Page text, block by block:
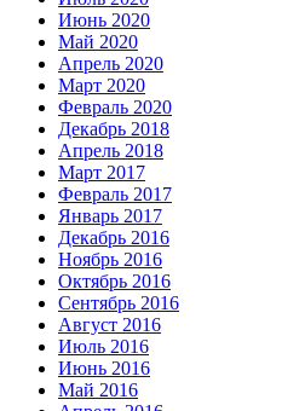
Июнь 2020
Май 2020
Апрель 2020
Март 2020
Февраль 2020
Декабрь 2018
Апрель 2018
Март 2017
Февраль 2017
Январь 2017
Декабрь 2016
Ноябрь 2016
Октябрь 2016
Сентябрь 2016
Август 2016
Июль 2016
Июнь 2016
Май 2016